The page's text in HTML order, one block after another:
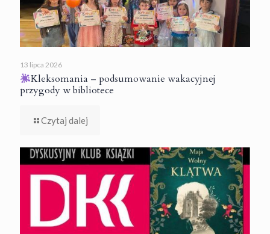
13 lipca 2026
Kleksomania – podsumowanie wakacyjnej
przygody w bibliotece
Czytaj dalej